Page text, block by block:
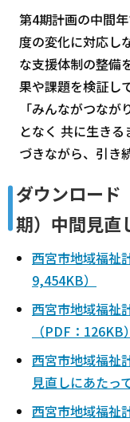
第4期計画の中間
度の変化に対応し
な支援体制の整備
果や課題を検証し
「みんながつな
となく 共に生き
づきながら、引き
ダウンロード
期）中間見直
西宮市地域福祉
9,454KB）
西宮市地域福祉
（PDF：126KB）
西宮市地域福
見直しにあたっ
西宮市地域福